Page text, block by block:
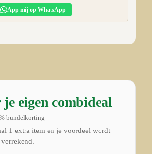
App mij op WhatsApp
je eigen combideal
bundelkorting
1 extra item en je voordeel wordt